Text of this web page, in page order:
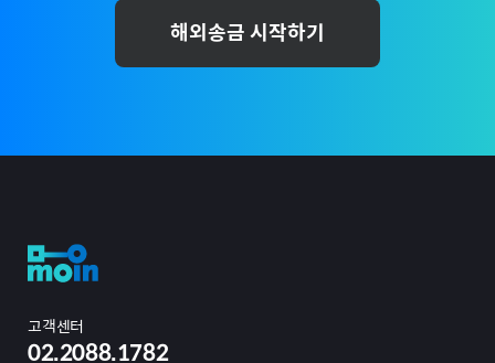
해외송금 시작하기
고객센터
02.2088.1782